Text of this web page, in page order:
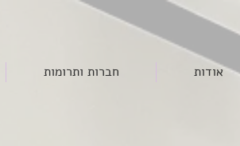
אודות חברות ותרומות